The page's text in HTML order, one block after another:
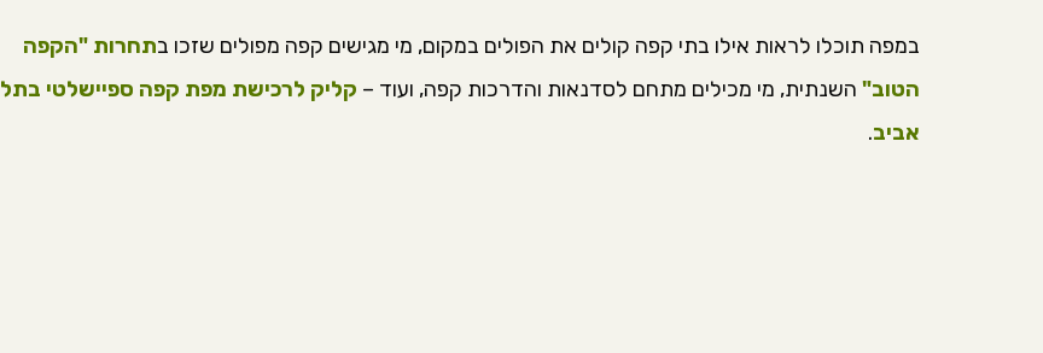
במפה תוכלו לראות אילו בתי קפה קולים את הפולים במקום, מי מגישים קפה מפולים שזכו בתחרות "הקפה
הטוב" השנתית, מי מכילים מתחם לסדנאות והדרכות קפה, ועוד – קליק לרכישת מפת קפה ספיישלטי בתל
אביב.